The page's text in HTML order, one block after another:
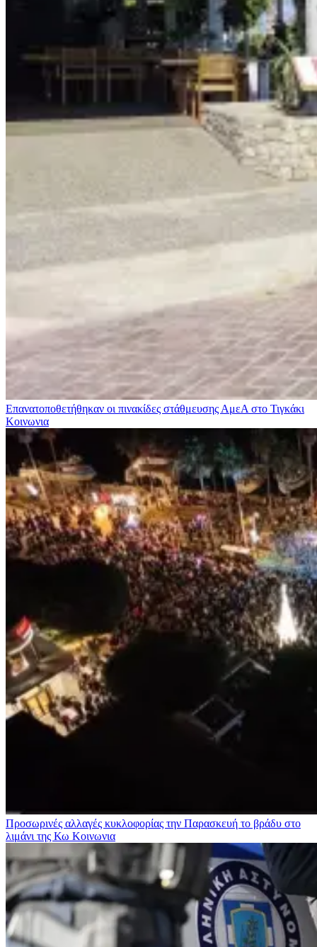
Επανατοποθετήθηκαν οι πινακίδες στάθμευσης ΑμεΑ στο Τιγκάκι
Κοινωνια
Προσωρινές αλλαγές κυκλοφορίας την Παρασκευή το βράδυ στο
λιμάνι της Κω Κοινωνια